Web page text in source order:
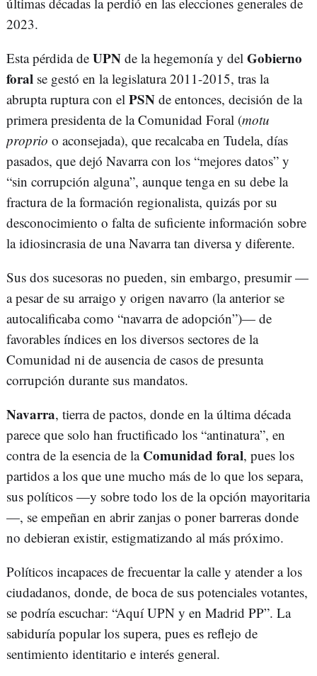
2023.
Esta pérdida de UPN de la hegemonía y del Gobierno
foral se gestó en la legislatura 2011-2015, tras la
abrupta ruptura con el PSN de entonces, decisión de la
primera presidenta de la Comunidad Foral (motu
proprio o aconsejada), que recalcaba en Tudela, días
pasados, que dejó Navarra con los “mejores datos” y
“sin corrupción alguna”, aunque tenga en su debe la
fractura de la formación regionalista, quizás por su
desconocimiento o falta de suficiente información sobre
la idiosincrasia de una Navarra tan diversa y diferente.
Sus dos sucesoras no pueden, sin embargo, presumir —
a pesar de su arraigo y origen navarro (la anterior se
autocalificaba como “navarra de adopción”)— de
favorables índices en los diversos sectores de la
Comunidad ni de ausencia de casos de presunta
corrupción durante sus mandatos.
Navarra, tierra de pactos, donde en la última década
parece que solo han fructificado los “antinatura”, en
contra de la esencia de la Comunidad foral, pues los
partidos a los que une mucho más de lo que los separa,
sus políticos —y sobre todo los de la opción mayoritaria
—, se empeñan en abrir zanjas o poner barreras donde
no debieran existir, estigmatizando al más próximo.
Políticos incapaces de frecuentar la calle y atender a los
ciudadanos, donde, de boca de sus potenciales votantes,
se podría escuchar: “Aquí UPN y en Madrid PP”. La
sabiduría popular los supera, pues es reflejo de
sentimiento identitario e interés general.